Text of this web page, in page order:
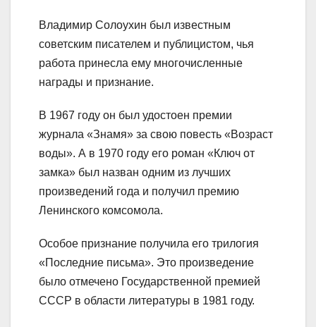
Владимир Солоухин был известным
советским писателем и публицистом, чья
работа принесла ему многочисленные
награды и признание.
В 1967 году он был удостоен премии
журнала «Знамя» за свою повесть «Возраст
воды». А в 1970 году его роман «Ключ от
замка» был назван одним из лучших
произведений года и получил премию
Ленинского комсомола.
Особое признание получила его трилогия
«Последние письма». Это произведение
было отмечено Государственной премией
СССР в области литературы в 1981 году.